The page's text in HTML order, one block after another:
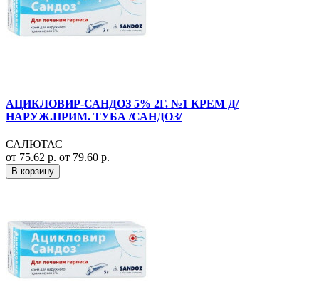
АЦИКЛОВИР-САНДОЗ 5% 2Г. №1 КРЕМ Д/
НАРУЖ.ПРИМ. ТУБА /САНДОЗ/
САЛЮТАС
от 75.62 р. от 79.60 р.
В корзину